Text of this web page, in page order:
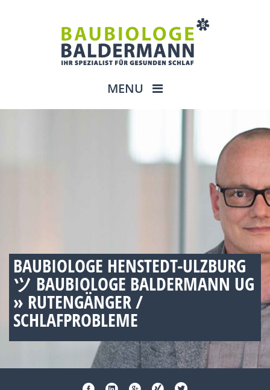
MENU
BAUBIOLOGE HENSTEDT-ULZBURG
ツ BAUBIOLOGE BALDERMANN UG
» RUTENGÄNGER /
SCHLAFPROBLEME